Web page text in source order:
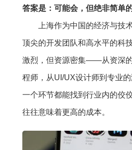
答案是：可能会，但绝非简单的
上海作为中国的经济与技
顶尖的开发团队和高水平的科
激烈，但资源密集——从资深
程师，从UI/UX设计师到专业
一个环节都能找到行业内的佼
往往意味着更高的成本。